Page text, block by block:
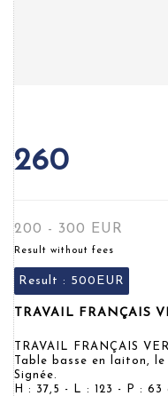
260
200 - 300 EUR
Result without fees
Result : 500EUR
TRAVAIL FRANÇAIS
TRAVAIL FRANÇAIS
Table basse en laiton,
Signée.
H : 37,5 - L : 123 - P : 63